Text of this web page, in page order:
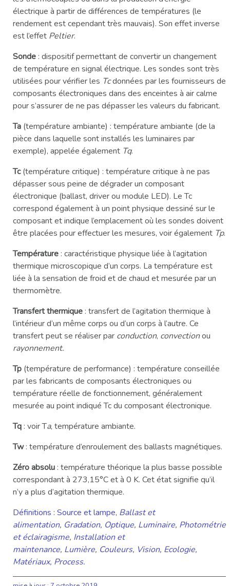
électrique à partir de différences de températures (le
rendement est cependant très mauvais). Son effet inverse
est l’effet Peltier.
Sonde: dispositif permettant de convertir un changement
de température en signal électrique. Les sondes sont très
utilisées pour vérifier les Tcdonnées par les fournisseurs de
composants électroniques dans des enceintes à air calme
pour s’assurer de ne pas dépasser les valeurs du fabricant.
Ta(température ambiante) : température ambiante (de la
pièce dans laquelle sont installés les luminaires par
exemple), appelée également Tq.
Tc(température critique) : température critique à ne pas
dépasser sous peine de dégrader un composant
électronique (ballast, driver ou module LED). Le Tc
correspond également à un point physique dessiné sur le
composant et indique l’emplacement où les sondes doivent
être placées pour effectuer les mesures, voir également Tp.
Température: caractéristique physique liée à l’agitation
thermique microscopique d’un corps. La température est
liée à la sensation de froid et de chaud et mesurée par un
thermomètre.
Transfert thermique: transfert de l’agitation thermique à
l’intérieur d’un même corps ou d’un corps à l’autre. Ce
transfert peut se réaliser par conduction, convectionou
rayonnement.
Tp(température de performance) : température conseillée
par les fabricants de composants électroniques ou
température réelle de fonctionnement, généralement
mesurée au point indiqué Tc du composant électronique.
Tq: voir Ta, température ambiante.
Tw: température d’enroulement des ballasts magnétiques.
Zéro absolu: température théorique la plus basse possible
correspondant à 273,15°C et à 0 K. Cet état signifie qu’il
n’y a plus d’agitation thermique.
Définitions : Source et lampe, Ballast et
alimentation, Gradation, Optique, Luminaire, Photométrie
et éclairagisme, Installation et
maintenance, Lumière, Couleurs, Vision, Ecologie,
Matériaux, Process.